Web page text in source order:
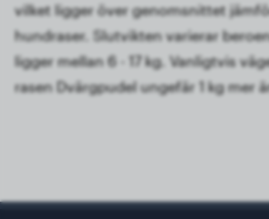
vilket ligger över genomsnittet
hundraser. Slutvikten varierar
ligger mellan 6 - 17 kg. Vanligtvis
rasen Dvärgpudel ungefär 1 kg mer